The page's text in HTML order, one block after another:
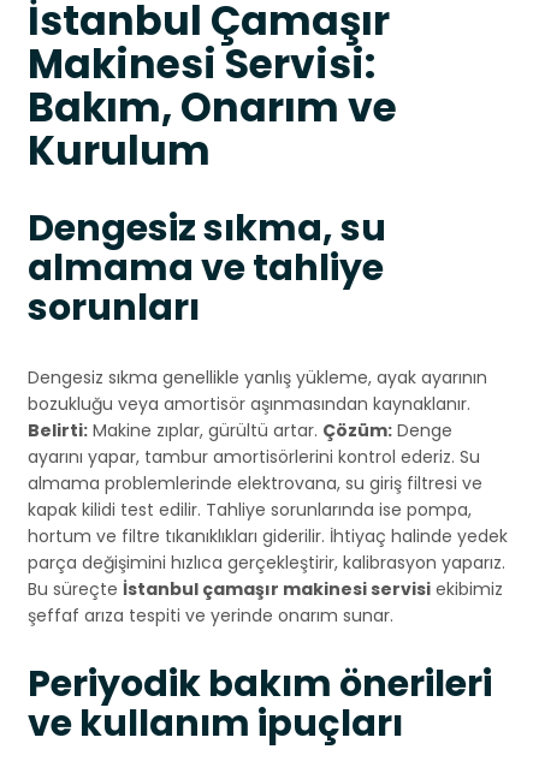
İstanbul Çamaşır
Makinesi Servisi:
Bakım, Onarım ve
Kurulum
Dengesiz sıkma, su
almama ve tahliye
sorunları
Dengesiz sıkma genellikle yanlış yükleme, ayak ayarının
bozukluğu veya amortisör aşınmasından kaynaklanır.
Belirti: Makine zıplar, gürültü artar. Çözüm: Denge
ayarını yapar, tambur amortisörlerini kontrol ederiz. Su
almama problemlerinde elektrovana, su giriş filtresi ve
kapak kilidi test edilir. Tahliye sorunlarında ise pompa,
hortum ve filtre tıkanıklıkları giderilir. İhtiyaç halinde yedek
parça değişimini hızlıca gerçekleştirir, kalibrasyon yaparız.
Bu süreçte İstanbul çamaşır makinesi servisi ekibimiz
şeffaf arıza tespiti ve yerinde onarım sunar.
Periyodik bakım önerileri
ve kullanım ipuçları